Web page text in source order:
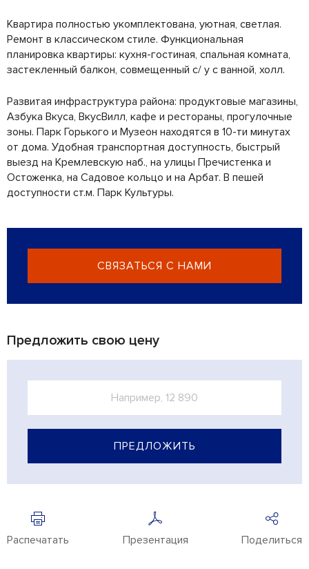
Квартира полностью укомплектована, уютная, светлая.
Ремонт в классическом стиле. Функциональная
планировка квартиры: кухня-гостиная, спальная комната,
застекленный балкон, совмещенный с/ у с ванной, холл.
Развитая инфраструктура района: продуктовые магазины,
Азбука Вкуса, ВкусВилл, кафе и рестораны, прогулочные
зоны. Парк Горького и Музеон находятся в 10-ти минутах
от дома. Удобная транспортная доступность, быстрый
выезд на Кремлевскую наб., на улицы Пречистенка и
Остоженка, на Садовое кольцо и на Арбат. В пешей
доступности ст.м. Парк Культуры.
СВЯЗАТЬСЯ С НАМИ
Предложить свою цену
ПРЕДЛОЖИТЬ
Распечатать Презентация Поделиться